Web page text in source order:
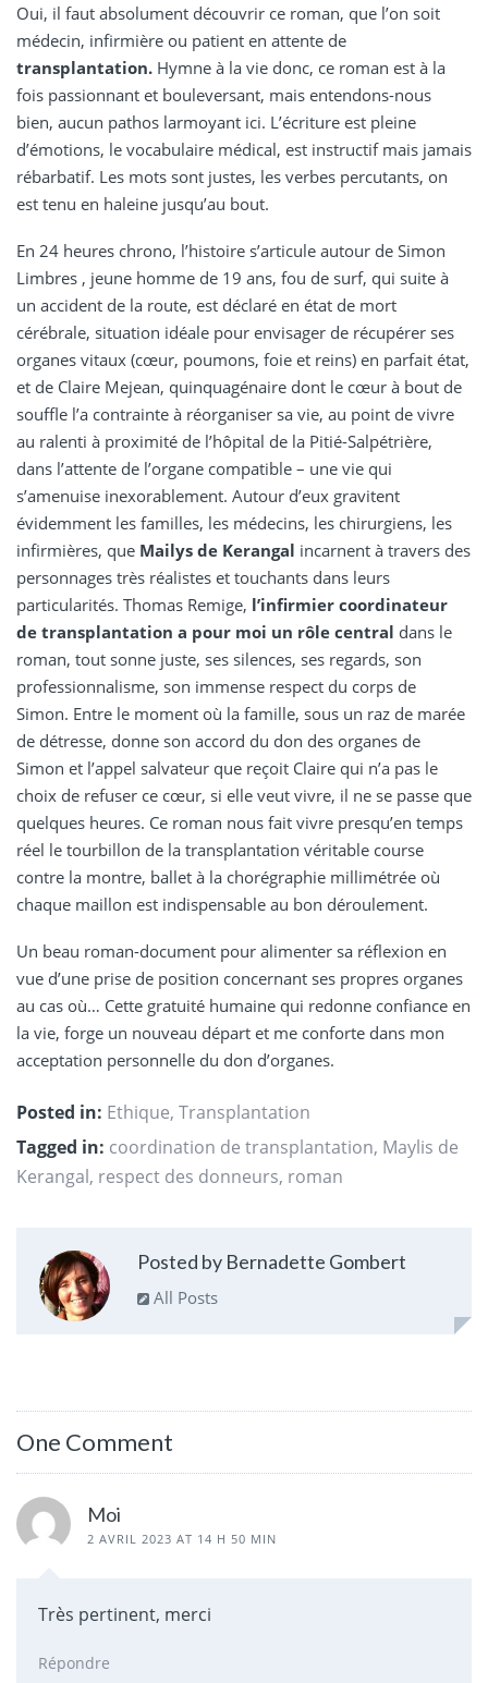
Oui, il faut absolument découvrir ce roman, que l’on soit
médecin, infirmière ou patient en attente de
transplantation. Hymne à la vie donc, ce roman est à la
fois passionnant et bouleversant, mais entendons-nous
bien, aucun pathos larmoyant ici. L’écriture est pleine
d’émotions, le vocabulaire médical, est instructif mais jamais
rébarbatif. Les mots sont justes, les verbes percutants, on
est tenu en haleine jusqu’au bout.
En 24 heures chrono, l’histoire s’articule autour de Simon
Limbres , jeune homme de 19 ans, fou de surf, qui suite à
un accident de la route, est déclaré en état de mort
cérébrale, situation idéale pour envisager de récupérer ses
organes vitaux (cœur, poumons, foie et reins) en parfait état,
et de Claire Mejean, quinquagénaire dont le cœur à bout de
souffle l’a contrainte à réorganiser sa vie, au point de vivre
au ralenti à proximité de l’hôpital de la Pitié-Salpétrière,
dans l’attente de l’organe compatible – une vie qui
s’amenuise inexorablement. Autour d’eux gravitent
évidemment les familles, les médecins, les chirurgiens, les
infirmières, que Mailys de Kerangal incarnent à travers des
personnages très réalistes et touchants dans leurs
particularités. Thomas Remige, l’infirmier coordinateur
de transplantation a pour moi un rôle central dans le
roman, tout sonne juste, ses silences, ses regards, son
professionnalisme, son immense respect du corps de
Simon. Entre le moment où la famille, sous un raz de marée
de détresse, donne son accord du don des organes de
Simon et l’appel salvateur que reçoit Claire qui n’a pas le
choix de refuser ce cœur, si elle veut vivre, il ne se passe que
quelques heures. Ce roman nous fait vivre presqu’en temps
réel le tourbillon de la transplantation véritable course
contre la montre, ballet à la chorégraphie millimétrée où
chaque maillon est indispensable au bon déroulement.
Un beau roman-document pour alimenter sa réflexion en
vue d’une prise de position concernant ses propres organes
au cas où… Cette gratuité humaine qui redonne confiance en
la vie, forge un nouveau départ et me conforte dans mon
acceptation personnelle du don d’organes.
Posted in: Ethique, Transplantation
Tagged in: coordination de transplantation, Maylis de
Kerangal, respect des donneurs, roman
Posted by Bernadette Gombert
All Posts
One Comment
Moi
2 AVRIL 2023 AT 14 H 50 MIN
Très pertinent, merci
Répondre